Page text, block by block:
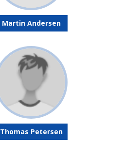
Martin Andersen
Thomas Petersen